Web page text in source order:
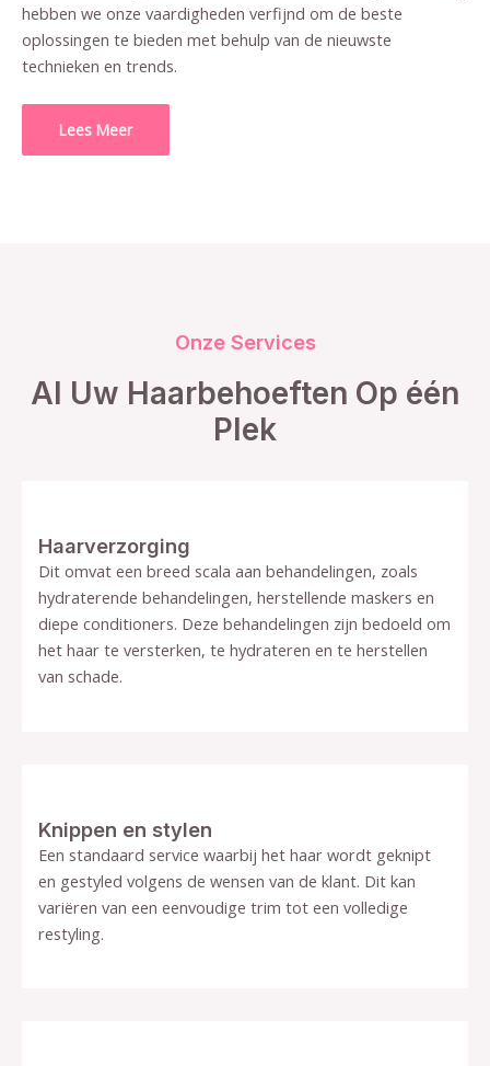
hebben we onze vaardigheden verfijnd om de beste
oplossingen te bieden met behulp van de nieuwste
technieken en trends.
Lees Meer
Onze Services
Al Uw Haarbehoeften Op één
Plek
Haarverzorging
Dit omvat een breed scala aan behandelingen, zoals
hydraterende behandelingen, herstellende maskers en
diepe conditioners. Deze behandelingen zijn bedoeld om
het haar te versterken, te hydrateren en te herstellen
van schade.
Knippen en stylen
Een standaard service waarbij het haar wordt geknipt
en gestyled volgens de wensen van de klant. Dit kan
variëren van een eenvoudige trim tot een volledige
restyling.